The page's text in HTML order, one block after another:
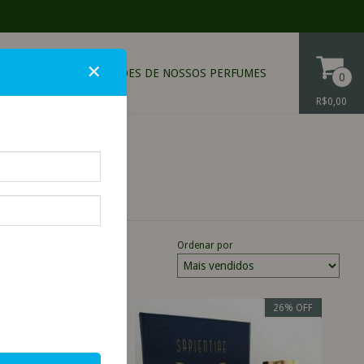
DESCRIÇÕES DE NOSSOS PERFUMES 0
R$0,00
Ordenar por
26% OFF
×